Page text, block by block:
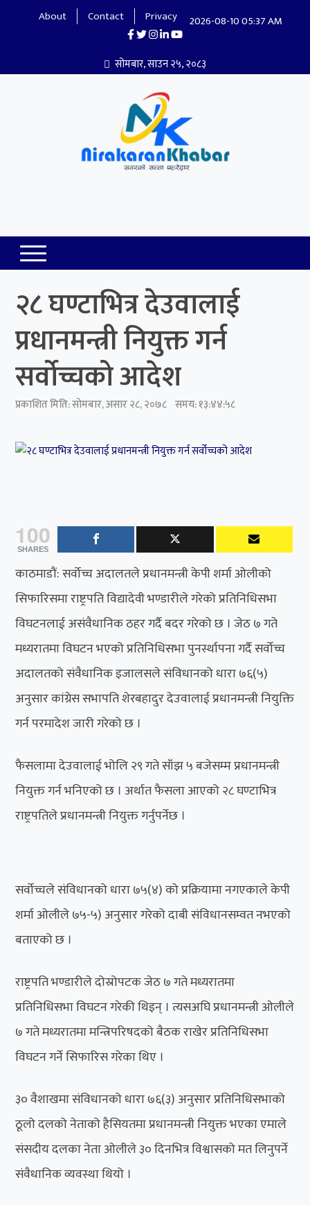
About Contact Privacy 2026-08-10 05:37 AM
सोमबार, साउन २५, २०८३
२८ घण्टाभित्र देउवालाई
प्रधानमन्त्री नियुक्त गर्न
सर्वोच्चको आदेश
प्रकाशित मिति:सोमबार, असार २८, २०७८ समय: १३:४४:५८
100
SHARES
काठमाडौं: सर्वोच्च अदालतले प्रधानमन्त्री केपी शर्मा ओलीको
सिफारिसमा राष्ट्रपति विद्यादेवी भण्डारीले गरेको प्रतिनिधिसभा
विघटनलाई असंवैधानिक ठहर गर्दै बदर गरेको छ । जेठ ७ गते
मध्यरातमा विघटन भएको प्रतिनिधिसभा पुनर्स्थापना गर्दै सर्वोच्च
अदालतको संवैधानिक इजालसले संविधानको धारा ७६(५)
अनुसार कांग्रेस सभापति शेरबहादुर देउवालाई प्रधानमन्त्री नियुक्ति
गर्न परमादेश जारी गरेको छ ।
फैसलामा देउवालाई भोलि २९ गते साँझ ५ बजेसम्म प्रधानमन्त्री
नियुक्त गर्न भनिएको छ । अर्थात फैसला आएको २८ घण्टाभित्र
राष्ट्रपतिले प्रधानमन्त्री नियुक्त गर्नुपर्नेछ ।
सर्वोच्चले संविधानको धारा ७५(४) को प्रक्रियामा नगएकाले केपी
शर्मा ओलीले ७५-५) अनुसार गरेको दाबी संविधानसम्वत नभएको
बताएको छ ।
राष्ट्रपति भण्डारीले दोस्रोपटक जेठ ७ गते मध्यरातमा
प्रतिनिधिसभा विघटन गरेकी थिइन् । त्यसअघि प्रधानमन्त्री ओलीले
७ गते मध्यरातमा मन्त्रिपरिषदको बैठक राखेर प्रतिनिधिसभा
विघटन गर्ने सिफारिस गरेका थिए ।
३० वैशाखमा संविधानको धारा ७६(३) अनुसार प्रतिनिधिसभाको
ठूलो दलको नेताको हैसियतमा प्रधानमन्त्री नियुक्त भएका एमाले
संसदीय दलका नेता ओलीले ३० दिनभित्र विश्वासको मत लिनुपर्ने
संवैधानिक व्यवस्था थियो ।